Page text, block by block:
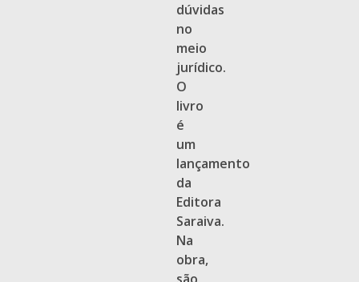
dúvidas
no
meio
jurídico.
O
livro
é
um
lançamento
da
Editora
Saraiva.
Na
obra,